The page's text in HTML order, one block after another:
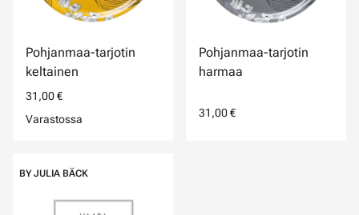
Pohjanmaa-tarjotin
keltainen
31,00 €
Varastossa
Pohjanmaa-tarjotin
harmaa
31,00 €
BY JULIA BÄCK